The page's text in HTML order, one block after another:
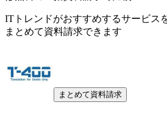
ITトレンドがおすすめするサービス
まとめて資料請求できます
まとめて資料請求